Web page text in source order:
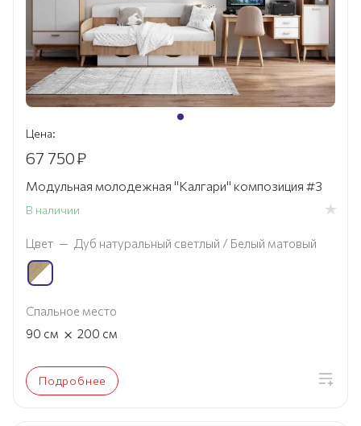
Цена:
67 750₽
Модульная молодежная "Калгари" композиция #3
В наличии
Цвет — Дуб натуральный светлый / Белый матовый
Спальное место
90 см × 200 см
Подробнее